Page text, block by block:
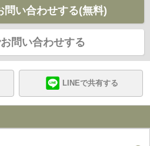
問い合わせする(無料)
問い合わせする
LINEで共有する